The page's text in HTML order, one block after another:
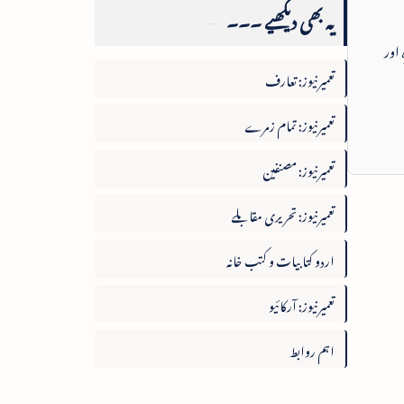
یہ بھی دیکھیے ۔۔۔
تعمیرنیوز: تعارف
تعمیرنیوز: تمام زمرے
تعمیرنیوز: مصنفین
تعمیرنیوز: تحریری مقابلے
اردو کتابیات و کتب خانہ
تعمیرنیوز: آرکائیو
اہم روابط